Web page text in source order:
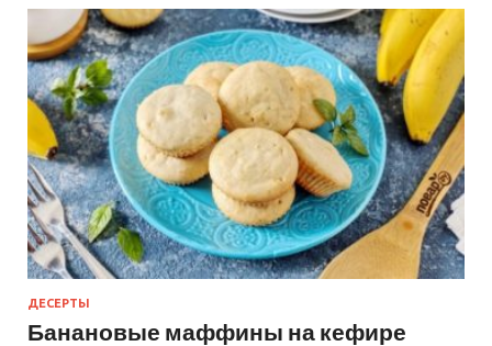
ДЕСЕРТЫ
Банановые маффины на кефире